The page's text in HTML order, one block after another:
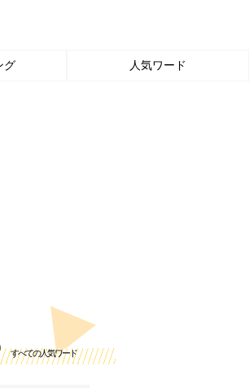
グ 人気ワード
すべての人気ワード